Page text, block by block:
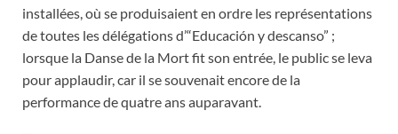
installées, où se produisaient en ordre les représentations
de toutes les délégations d’“Educación y descanso” ;
lorsque la Danse de la Mort fit son entrée, le public se leva
pour applaudir, car il se souvenait encore de la
performance de quatre ans auparavant.